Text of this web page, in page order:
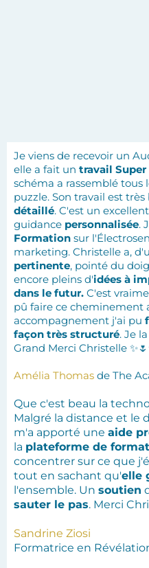
Je viens de recevoir un
elle a fait un travail Super
schéma a rassemblé tous
puzzle. Son travail est très
détaillé. C'est un excellent
guidance personnalisée.
Formation sur
marketing. Christelle a,
pertinente, pointé du
encore pleins d'idées à
dans le futur. C'est
pû faire ce cheminement
accompagnement j'ai pu
façon très structuré. Je
Grand Merci Christelle
Amélia Thomas de The
Que c'est beau la
Malgré la distance et le
m'a apporté une aide
la plateforme de
concentrer sur ce que
tout en sachant qu'elle
l'ensemble. Un soutien
sauter le pas. Merci
Sandrine Ziosi
Formatrice en